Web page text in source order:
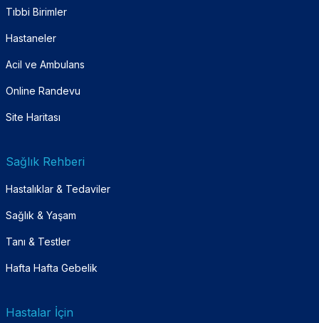
Tıbbi Birimler
Hastaneler
Acil ve Ambulans
Online Randevu
Site Haritası
Sağlık Rehberi
Hastalıklar & Tedaviler
Sağlık & Yaşam
Tanı & Testler
Hafta Hafta Gebelik
Hastalar İçin